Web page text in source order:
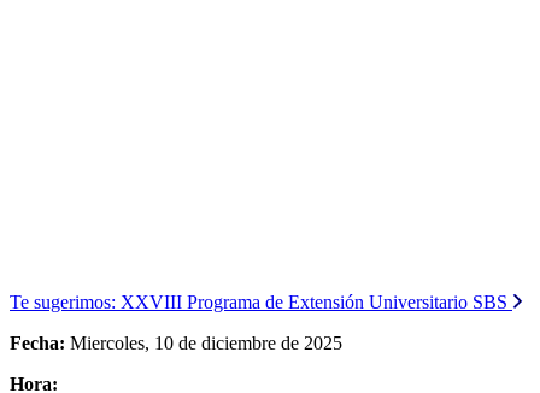
Te sugerimos: XXVIII Programa de Extensión Universitario SBS
Fecha: Miercoles, 10 de diciembre de 2025
Hora: